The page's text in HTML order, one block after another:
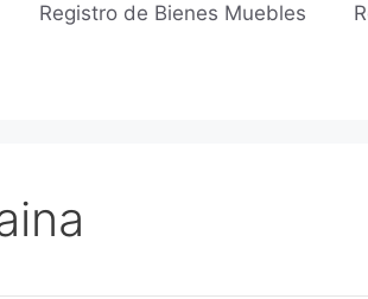
Registro de Bienes Muebles